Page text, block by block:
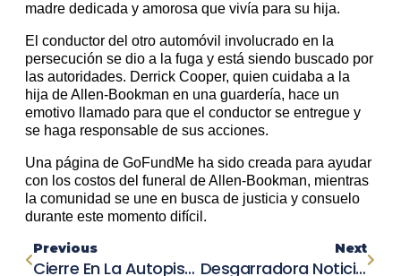
madre dedicada y amorosa que vivía para su hija.
El conductor del otro automóvil involucrado en la
persecución se dio a la fuga y está siendo buscado por
las autoridades. Derrick Cooper, quien cuidaba a la
hija de Allen-Bookman en una guardería, hace un
emotivo llamado para que el conductor se entregue y
se haga responsable de sus acciones.
Una página de GoFundMe ha sido creada para ayudar
con los costos del funeral de Allen-Bookman, mientras
la comunidad se une en busca de justicia y consuelo
durante este momento difícil.
Previous
Cierre En La Autopista I-70 En Sentido Este En Wentzville Por Accidente Grave
Next
Desgarradora Noticia: Accidente En Idaho Causa La Muerte De La Familia Blaine